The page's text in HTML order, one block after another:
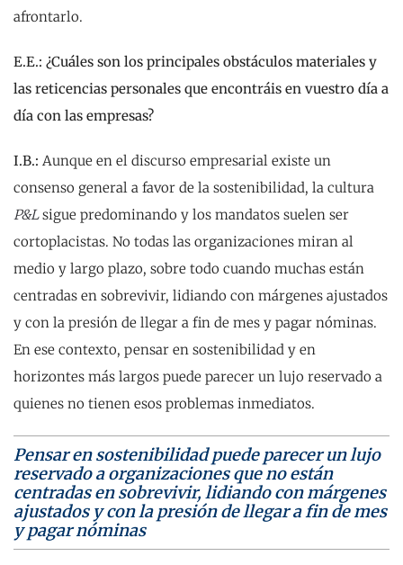
afrontarlo.
E.E.: ¿Cuáles son los principales obstáculos materiales y
las reticencias personales que encontráis en vuestro día a
día con las empresas?
I.B.: Aunque en el discurso empresarial existe un
consenso general a favor de la sostenibilidad, la cultura
P&Lsigue predominando y los mandatos suelen ser
cortoplacistas. No todas las organizaciones miran al
medio y largo plazo, sobre todo cuando muchas están
centradas en sobrevivir, lidiando con márgenes ajustados
y con la presión de llegar a fin de mes y pagar nóminas.
En ese contexto, pensar en sostenibilidad y en
horizontes más largos puede parecer un lujo reservado a
quienes no tienen esos problemas inmediatos.
Pensar en sostenibilidad puede parecer un lujo
reservado a organizaciones que no están
centradas en sobrevivir, lidiando con márgenes
ajustados y con la presión de llegar a fin de mes
y pagar nóminas